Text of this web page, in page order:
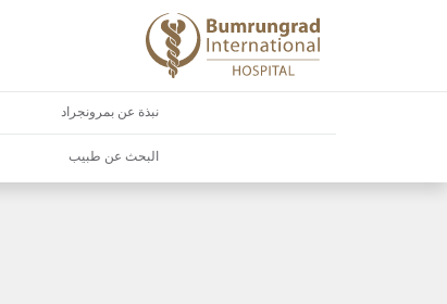
نبذة عن بمرونجراد
البحث عن طبيب